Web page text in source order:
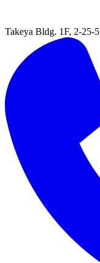
Takeya Bldg. 1F, 2-25-